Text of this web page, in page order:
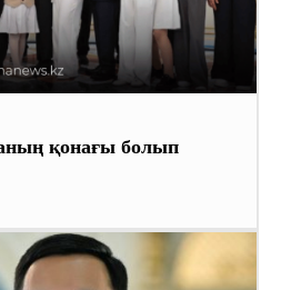
қонағы болып